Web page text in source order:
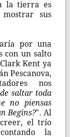
la tierra es
sus
por una
con un salto
Kent ya
Pescanova,
nos
saltar toda
no piensas
Begins?". Al
el trío
la